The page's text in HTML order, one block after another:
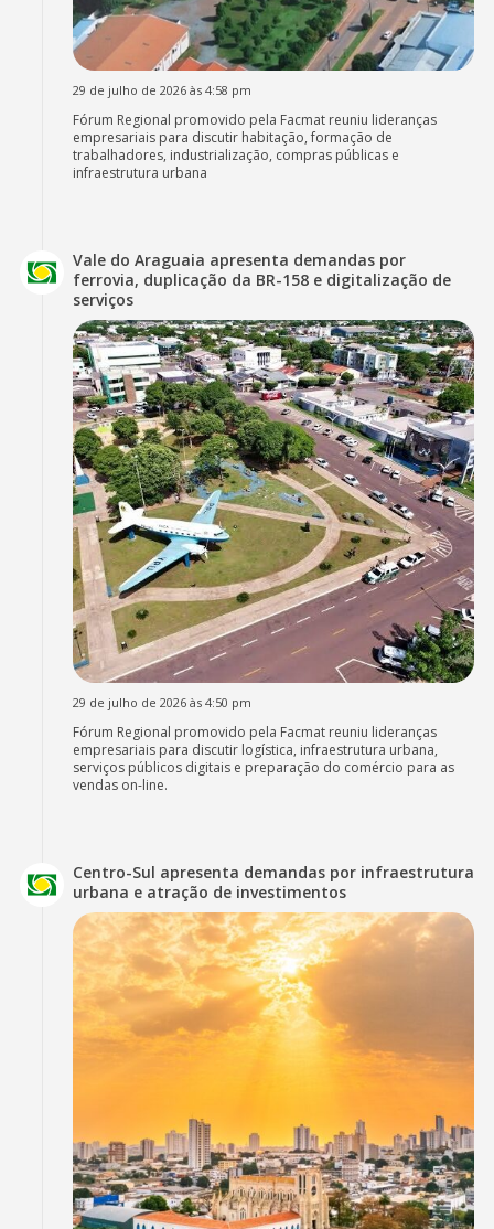
29 de julho de 2026 às 4:58 pm
Fórum Regional promovido pela Facmat reuniu lideranças
empresariais para discutir habitação, formação de
trabalhadores, industrialização, compras públicas e
infraestrutura urbana
Vale do Araguaia apresenta demandas por
ferrovia, duplicação da BR-158 e digitalização de
serviços
29 de julho de 2026 às 4:50 pm
Fórum Regional promovido pela Facmat reuniu lideranças
empresariais para discutir logística, infraestrutura urbana,
serviços públicos digitais e preparação do comércio para as
vendas on-line.
Centro-Sul apresenta demandas por infraestrutura
urbana e atração de investimentos